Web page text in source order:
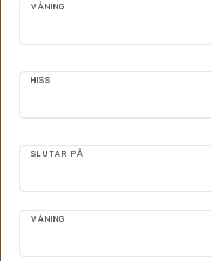
VÅNING
HISS
SLUTAR PÅ
VÅNING